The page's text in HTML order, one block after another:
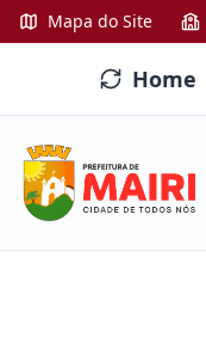
Mapa do Site
Home